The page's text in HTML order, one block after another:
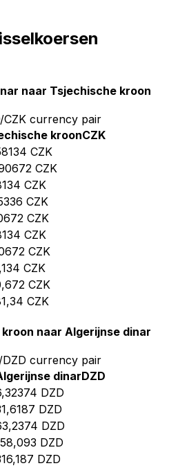
naar Tsjechische kroon
CZK currency pair
kroonCZK
CZK
CZK
CZK
CZK
CZK
CZK
CZK
CZK
CZK
CZK
naar Algerijnse dinar
currency pair
dinarDZD
DZD
DZD
DZD
DZD
DZD